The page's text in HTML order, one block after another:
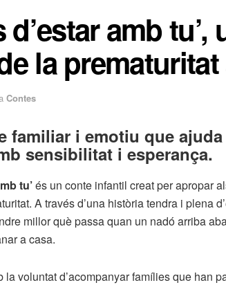
d’estar amb
la
Contes
familiar i emotiu que
sensibilitat i esperança.
tu’és un conte infantil creat per apropar
A través d’una història tendra i plena
millor què passa quan un nadó arriba
a casa.
la voluntat d’acompanyar famílies que han